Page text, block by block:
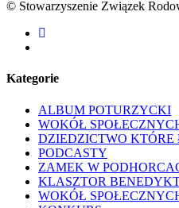
© Stowarzyszenie Związek
facebook
Kategorie
ALBUM POTURZYCKI
WOKÓŁ
DZIEDZICTWO KTÓRE
PODCASTY
ZAMEK W
KLASZTOR
WOKÓŁ